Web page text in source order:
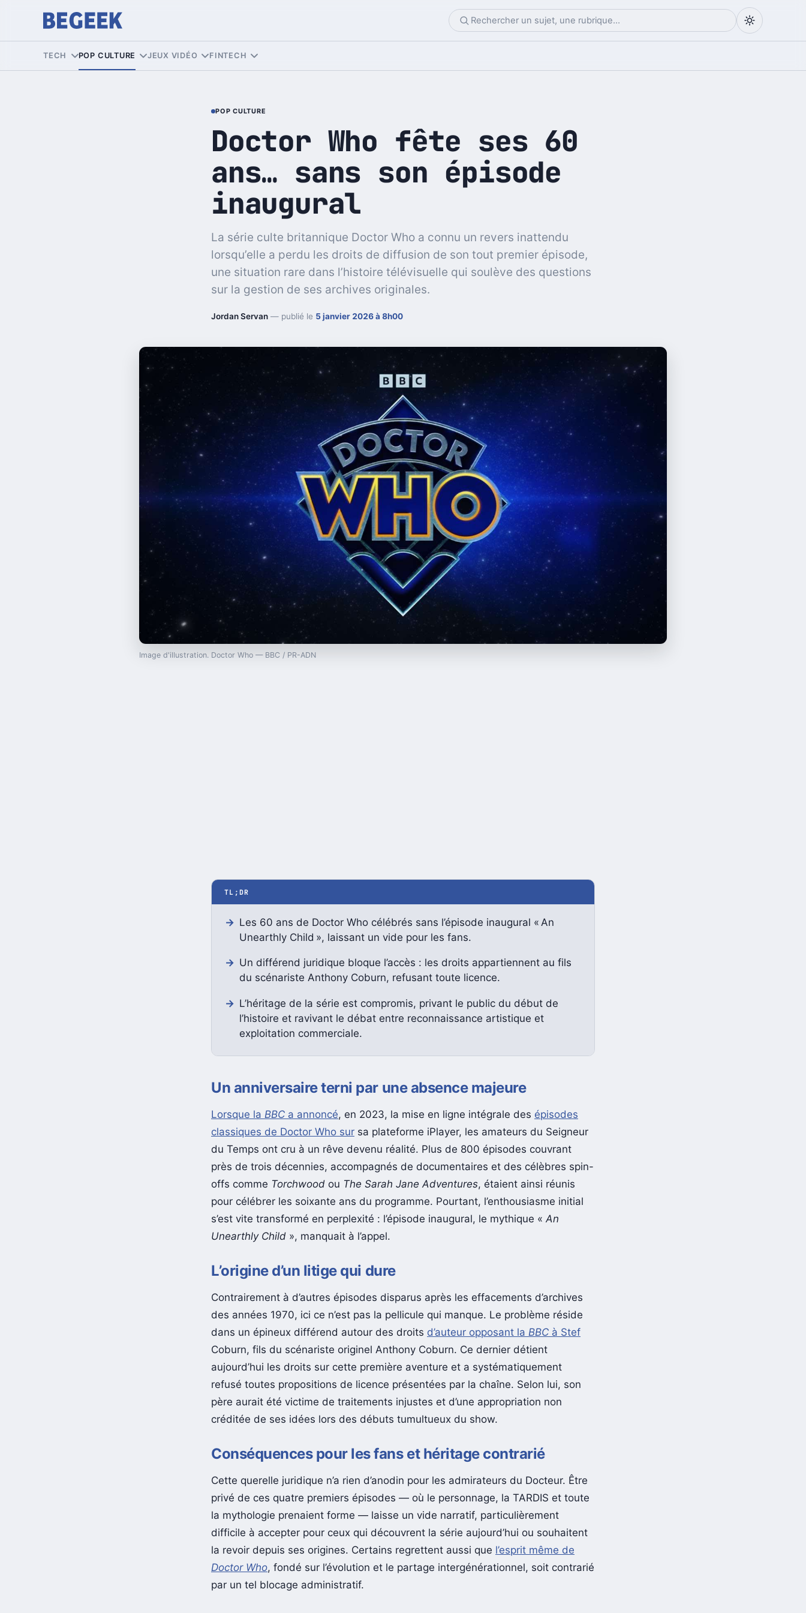
TECH POP CULTURE JEUX VIDÉO FINTECH
POP CULTURE
Doctor Who fête ses 60
ans… sans son épisode
inaugural
La série culte britannique Doctor Who a connu un revers inattendu
lorsqu’elle a perdu les droits de diffusion de son tout premier épisode,
une situation rare dans l’histoire télévisuelle qui soulève des questions
sur la gestion de ses archives originales.
Jordan Servan — publié le 5 janvier 2026 à 8h00
Image d'illustration. Doctor Who — BBC / PR-ADN
TL;DR
Les 60 ans de Doctor Who célébrés sans l’épisode inaugural « An
Unearthly Child », laissant un vide pour les fans.
Un différend juridique bloque l’accès : les droits appartiennent au fils
du scénariste Anthony Coburn, refusant toute licence.
L’héritage de la série est compromis, privant le public du début de
l’histoire et ravivant le débat entre reconnaissance artistique et
exploitation commerciale.
Un anniversaire terni par une absence majeure
Lorsque la BBC a annoncé, en 2023, la mise en ligne intégrale des épisodes
classiques de Doctor Who sur sa plateforme iPlayer, les amateurs du Seigneur
du Temps ont cru à un rêve devenu réalité. Plus de 800 épisodes couvrant
près de trois décennies, accompagnés de documentaires et des célèbres spin-
offs comme Torchwood ou The Sarah Jane Adventures, étaient ainsi réunis
pour célébrer les soixante ans du programme. Pourtant, l’enthousiasme initial
s’est vite transformé en perplexité : l’épisode inaugural, le mythique « An
Unearthly Child », manquait à l’appel.
L’origine d’un litige qui dure
Contrairement à d’autres épisodes disparus après les effacements d’archives
des années 1970, ici ce n’est pas la pellicule qui manque. Le problème réside
dans un épineux différend autour des droits d’auteur opposant la BBC à Stef
Coburn, fils du scénariste originel Anthony Coburn. Ce dernier détient
aujourd’hui les droits sur cette première aventure et a systématiquement
refusé toutes propositions de licence présentées par la chaîne. Selon lui, son
père aurait été victime de traitements injustes et d’une appropriation non
créditée de ses idées lors des débuts tumultueux du show.
Conséquences pour les fans et héritage contrarié
Cette querelle juridique n’a rien d’anodin pour les admirateurs du Docteur. Être
privé de ces quatre premiers épisodes — où le personnage, la TARDIS et toute
la mythologie prenaient forme — laisse un vide narratif, particulièrement
difficile à accepter pour ceux qui découvrent la série aujourd’hui ou souhaitent
la revoir depuis ses origines. Certains regrettent aussi que l’esprit même de
Doctor Who, fondé sur l’évolution et le partage intergénérationnel, soit contrarié
par un tel blocage administratif.